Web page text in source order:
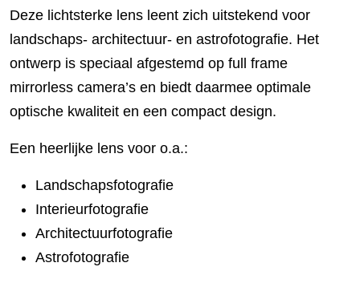
Deze lichtsterke lens leent zich uitstekend voor
landschaps- architectuur- en astrofotografie. Het
ontwerp is speciaal afgestemd op full frame
mirrorless camera’s en biedt daarmee optimale
optische kwaliteit en een compact design.
Een heerlijke lens voor o.a.:
Landschapsfotografie
Interieurfotografie
Architectuurfotografie
Astrofotografie